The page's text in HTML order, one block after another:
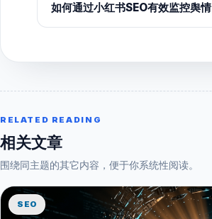
如何通过小红书SEO有效监控舆情
RELATED READING
相关文章
围绕同主题的其它内容，便于你系统性阅读。
SEO